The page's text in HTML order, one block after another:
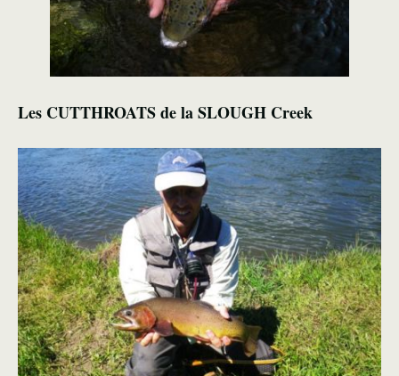
Les CUTTHROATS de la SLOUGH Creek